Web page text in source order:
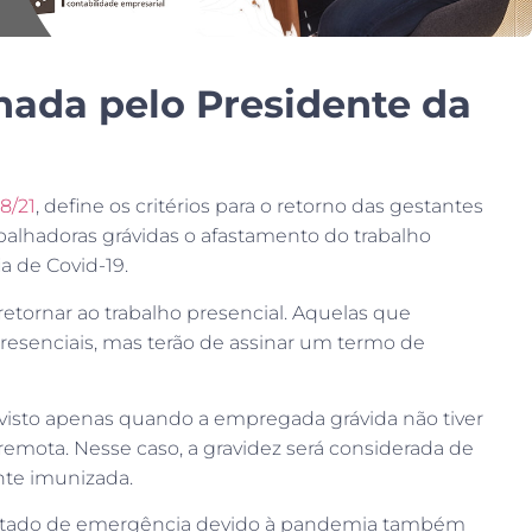
pelo Presidente da
21, define os critérios para o retorno das gestantes
grávidas o afastamento do trabalho
de Covid-19.
ao trabalho presencial. Aquelas que
mas terão de assinar um termo de
apenas quando a empregada grávida não tiver
Nesse caso, a gravidez será considerada de
imunizada.
de emergência devido à pandemia também